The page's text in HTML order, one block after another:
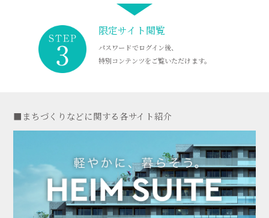
限定サイト閲覧
パスワードでログイン後、
特別コンテンツをご覧いただけます。
■まちづくりなどに関する各サイト紹介